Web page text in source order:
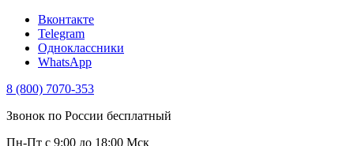
Вконтакте
Telegram
Одноклассники
WhatsApp
8 (800) 7070-353
Звонок по России бесплатный
Пн-Пт с 9:00 до 18:00 Мск